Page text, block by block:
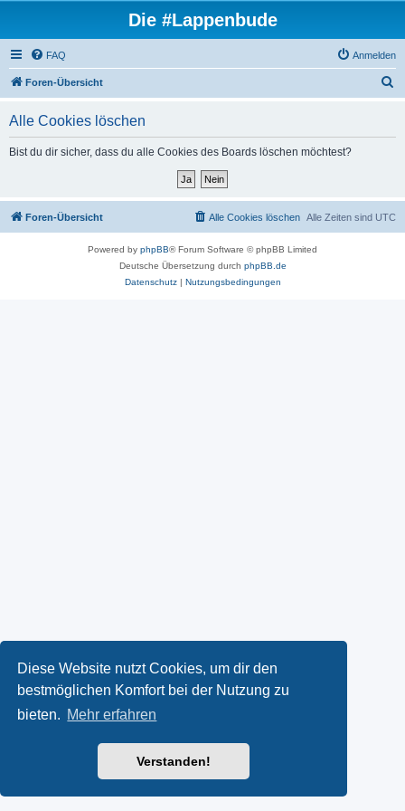
Diese Website nutzt Cookies, um dir den
bestmöglichen Komfort bei der Nutzung zu
bieten. Mehr erfahren
Verstanden!
Die #Lappenbude
FAQ Anmelden
Foren-Übersicht
Alle Cookies löschen
Bist du dir sicher, dass du alle Cookies des Boards löschen möchtest?
Foren-Übersicht Alle Zeiten sind UTC
Alle Cookies löschen
Powered by phpBB® Forum Software © phpBB Limited
Deutsche Übersetzung durch phpBB.de
Datenschutz| Nutzungsbedingungen